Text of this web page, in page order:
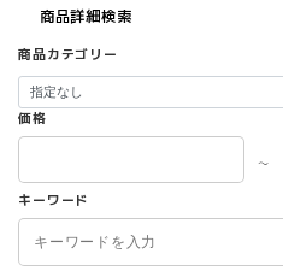
商品詳細検索
商品カテゴリー
価格
～
キーワード